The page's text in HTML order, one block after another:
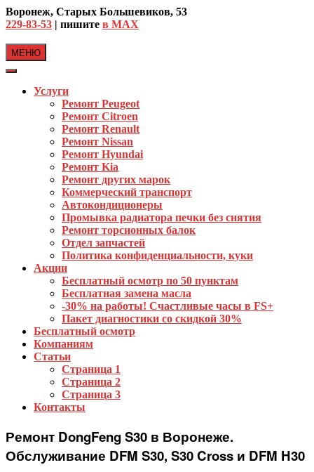
Skip
to
Воронеж, Старых Большевиков, 53
229-83-53 | пишите в MAX
МЕНЮ
Услуги
Ремонт Peugeot
Ремонт Citroen
Ремонт Renault
Ремонт Nissan
Ремонт Hyundai
Ремонт Kia
Ремонт других марок
Коммерческий транспорт
Автокондиционеры
Промывка радиатора печки без снятия
Ремонт торсионных балок
Отдел запчастей
Политика конфиденциальности, куки
Акции
Бесплатный осмотр по 50 пунктам
Бесплатная замена масла
-30% на работы! Счастливые часы в FS+
Пакет диагностики со скидкой 30%
Бесплатный осмотр
Компаниям
Статьи
Страница 1
Страница 2
Страница 3
Контакты
Ремонт DongFeng S30 в Воронеже.
Обслуживание DFM S30, S30 Cross и DFM H30